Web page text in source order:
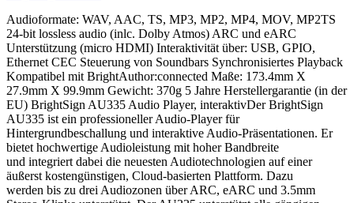
Audioformate: WAV, AAC, TS, MP3, MP2, MP4, MOV, MP2TS
24-bit lossless audio (inlc. Dolby Atmos) ARC und eARC
Unterstützung (micro HDMI) Interaktivität über: USB, GPIO,
Ethernet CEC Steuerung von Soundbars Synchronisiertes Playback
Kompatibel mit BrightAuthor:connected Maße: 173.4mm X
27.9mm X 99.9mm Gewicht: 370g 5 Jahre Herstellergarantie (in der
EU) BrightSign AU335 Audio Player, interaktivDer BrightSign
AU335 ist ein professioneller Audio-Player für
Hintergrundbeschallung und interaktive Audio-Präsentationen. Er
bietet hochwertige Audioleistung mit hoher Bandbreite
und integriert dabei die neuesten Audiotechnologien auf einer
äußerst kostengünstigen, Cloud-basierten Plattform. Dazu
werden bis zu drei Audiozonen über ARC, eARC und 3.5mm